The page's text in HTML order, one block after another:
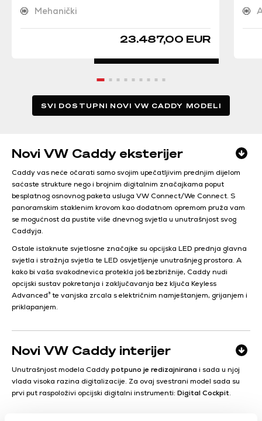
Mehanički
23.487,00 EUR
SVI DOSTUPNI NOVI VW CADDY MODELI
Novi VW Caddy eksterijer
Caddy vas neće očarati samo svojim upečatljivim prednjim dijelom
saćaste strukture nego i brojnim digitalnim značajkama poput
besplatnog osnovnog paketa usluga VW Connect/We Connect. S
panoramskim staklenim krovom kao dodatnom opremom pruža vam
se mogućnost da pustite više dnevnog svjetla u unutrašnjost svog
Caddyja.
Ostale istaknute svjetlosne značajke su opcijska LED prednja glavna
svjetla i stražnja svjetla te LED osvjetljenje unutrašnjeg prostora. A
kako bi vaša svakodnevica protekla još bezbrižnije, Caddy nudi
opcijski sustav pokretanja i zaključavanja bez ključa Keyless
Advanced³ te vanjska zrcala s električnim namještanjem, grijanjem i
priklapanjem.
Novi VW Caddy interijer
Unutrašnjost modela Caddypotpuno je redizajnirana i sada u njoj
vlada visoka razina digitalizacije. Za ovaj svestrani model sada su
prvi put raspoloživi opcijski digitalni instrumenti: Digital Cockpit.